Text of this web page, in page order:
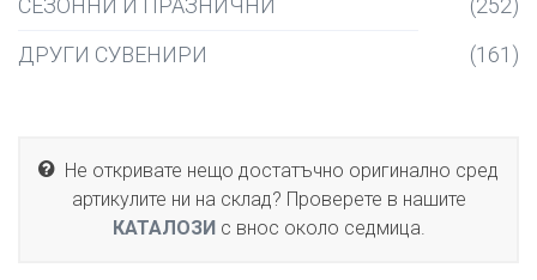
СЕЗОННИ И ПРАЗНИЧНИ
(252)
ДРУГИ СУВЕНИРИ
(161)
Не откривате нещо достатъчно оригинално сред
артикулите ни на склад? Проверете в нашите
КАТАЛОЗИс внос около седмица.